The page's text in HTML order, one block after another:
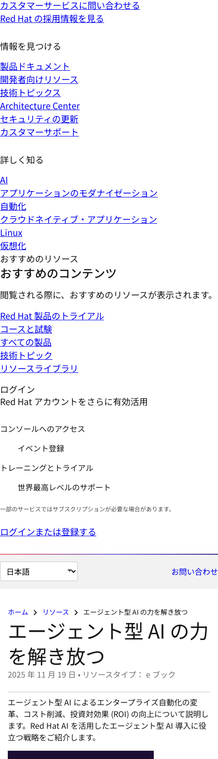
カスタマーサービスに問い合わせる
Red Hat の採用情報を見る
情報を見つける
製品ドキュメント
開発者向けリソース
技術トピックス
Architecture Center
セキュリティの更新
カスタマーサポート
詳しく知る
AI
アプリケーションのモダナイゼーション
自動化
クラウドネイティブ・アプリケーション
Linux
仮想化
おすすめのリソース
おすすめのコンテンツ
閲覧される際に、おすすめのリソースが表示されます。
Red Hat 製品のトライアル
コースと試験
すべての製品
技術トピック
リソースライブラリ
ログイン
Red Hat アカウントをさらに有効活用
コンソールへのアクセス
イベント登録
トレーニングとトライアル
世界最高レベルのサポート
一部のサービスではサブスクリプションが必要な場合があります。
ログインまたは登録する
ペ
ー
の
択
く
さ
い
お問い合わせ
ホーム リソース エージェント型 AI の力を解き放つ
エージェント型 AI の力
を解き放つ
2025 年 11 月 19 日 • リソースタイプ： e ブック
エージェント型 AI によるエンタープライズ自動化の変
革、コスト削減、投資対効果 (ROI) の向上について説明し
ます。Red Hat AI を活用したエージェント型 AI 導入に役
立つ戦略をご紹介します。